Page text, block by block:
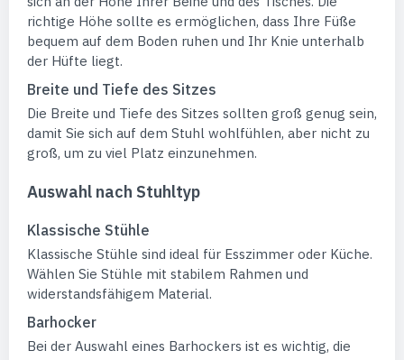
richtige Höhe sollte es ermöglichen, dass Ihre Füße
bequem auf dem Boden ruhen und Ihr Knie unterhalb
der Hüfte liegt.
Breite und Tiefe des Sitzes
Die Breite und Tiefe des Sitzes sollten groß genug sein,
damit Sie sich auf dem Stuhl wohlfühlen, aber nicht zu
groß, um zu viel Platz einzunehmen.
Auswahl nach Stuhltyp
Klassische Stühle
Klassische Stühle sind ideal für Esszimmer oder Küche.
Wählen Sie Stühle mit stabilem Rahmen und
widerstandsfähigem Material.
Barhocker
Bei der Auswahl eines Barhockers ist es wichtig, die